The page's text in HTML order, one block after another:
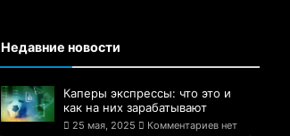
Недавние новости
Каперы экспрессы: что это и
как на них зарабатывают
25 мая, 2025 Комментариев нет